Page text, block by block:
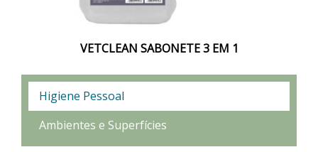
VETCLEAN SABONETE 3 EM 1
Higiene Pessoal
Ambientes e Superfícies